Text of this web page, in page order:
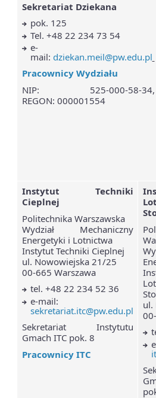
Sekretariat Dziekana
pok. 125
Tel. +48 22 234 73 54
e-
mail: dziekan.meil@pw.edu.pl
Pracownicy Wydziału
NIP: 525-000-58-34,
REGON: 000001554
Instytut Techniki
Cieplnej
Politechnika Warszawska
Wydział Mechaniczny
Energetyki i Lotnictwa
Instytut Techniki Cieplnej
ul. Nowowiejska 21/25
00-665 Warszawa
tel. +48 22 234 52 36
e-mail:
sekretariat.itc@pw.edu.pl
Sekretariat Instytutu
Gmach ITC pok. 8
Pracownicy ITC
ul.